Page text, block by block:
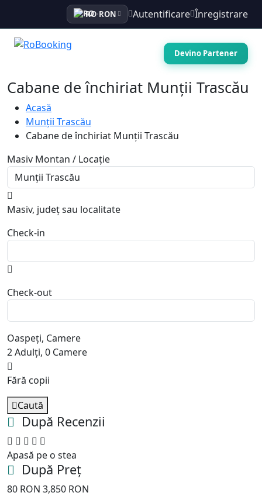
RO·RON Autentificare Înregistrare
Devino Partener
Cabane de închiriat Munții Trascău
Acasă
Munții Trascău
Cabane de închiriat Munții Trascău
Masiv Montan / Locație
Masiv, județ sau localitate
Check-in
Check-out
Oaspeți, Camere
2Adulți, 0 Camere
Fără copii
Caută
După Recenzii
Apasă pe o stea
După Preț
80 RON 3,850 RON